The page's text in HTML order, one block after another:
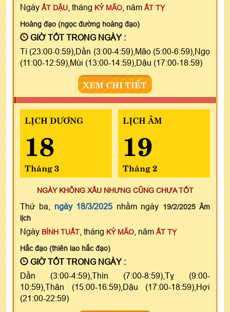
Ngày ẤT DẬU , tháng KỶ MÃO , năm ẤT TỴ
Hoàng đạo (ngọc đường hoàng đạo)
GIỜ TỐT TRONG NGÀY :
Tí (23:00-0:59),Dần (3:00-4:59),Mão (5:00-6:59),Ngọ
(11:00-12:59),Mùi (13:00-14:59),Dậu (17:00-18:59)
XEM CHI TIẾT
LỊCH DƯƠNG
18
Tháng 3
LỊCH ÂM
19
Tháng 2
NGÀY KHÔNG XẤU NHƯNG CŨNG CHƯA TỐT
Thứ ba, ngày 18/3/2025 nhằm ngày 19/2/2025 Âm
lịch
Ngày BÍNH TUẤT , tháng KỶ MÃO , năm ẤT TỴ
Hắc đạo (thiên lao hắc đạo)
GIỜ TỐT TRONG NGÀY :
Dần (3:00-4:59),Thìn (7:00-8:59),Tỵ (9:00-
10:59),Thân (15:00-16:59),Dậu (17:00-18:59),Hợi
(21:00-22:59)